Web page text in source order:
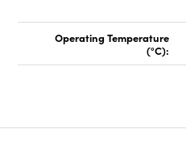
Operating Temperature
(°C):